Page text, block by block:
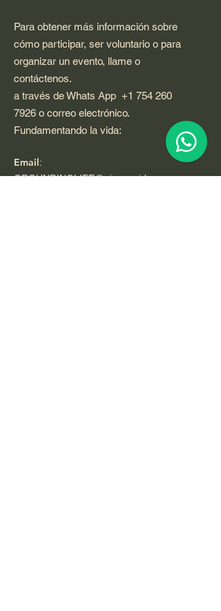
Para obtener más información sobre
cómo participar, ser voluntario o para
organizar un evento, llame o
contáctenos.
a través de Whats App +1 754 260
7926 o correo electrónico.
Fundamentando la vida:
Email:
GROUNDINGLIFE@qigongvideos.com